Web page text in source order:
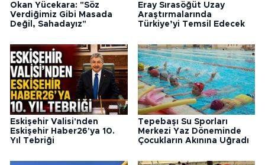
Okan Yücekara: "Söz
Verdiğimiz Gibi Masada
Değil, Sahadayız"
Eray Sırasöğüt Uzay
Araştırmalarında
Türkiye’yi Temsil Edecek
Eskişehir Valisi'nden
Eskişehir Haber26'ya 10.
Yıl Tebriği
Tepebaşı Su Sporları
Merkezi Yaz Döneminde
Çocukların Akınına Uğradı